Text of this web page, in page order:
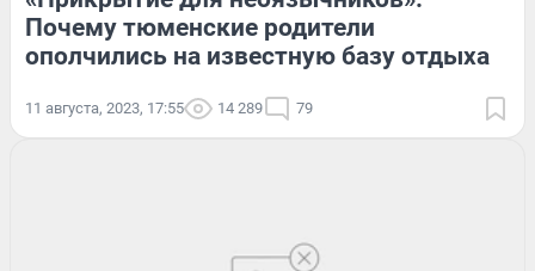
Почему тюменские родители
ополчились на известную базу отдыха
11 августа, 2023, 17:55 14 289 79